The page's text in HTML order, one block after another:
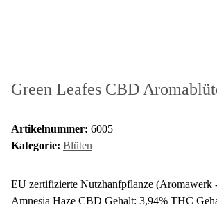
Green Leafes CBD
Artikelnummer: 6005
Kategorie: Blüten
EU zertifizierte Nutzhanfpflanze (Aromawerk
Amnesia Haze CBD Gehalt: 3,94% THC